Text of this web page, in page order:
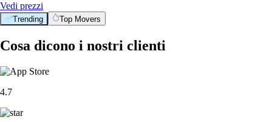
Vedi prezzi
Trending Top Movers
Cosa dicono i nostri clienti
4.7